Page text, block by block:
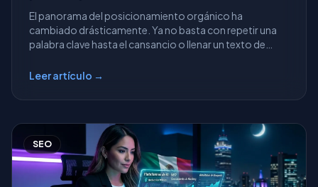
El panorama del posicionamiento orgánico ha
cambiado drásticamente. Ya no basta con repetir una
palabra clave hasta el cansancio o llenar un texto de
Leer artículo →
SEO